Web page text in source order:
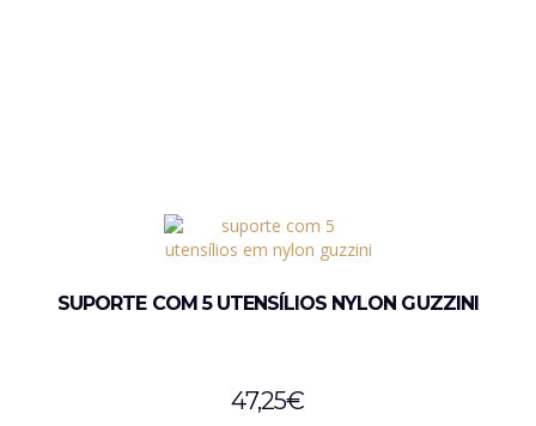
SUPORTE COM 5 UTENSÍLIOS NYLON GUZZINI
47,25€